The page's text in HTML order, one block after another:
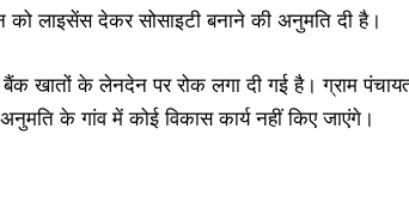
को लाइसेंस देकर सोसाइटी बनाने की अनुमति दी है।
खातों के लेनदेन पर रोक लगा दी गई है। ग्राम
के गांव में कोई विकास कार्य नहीं किए जाएंगे।